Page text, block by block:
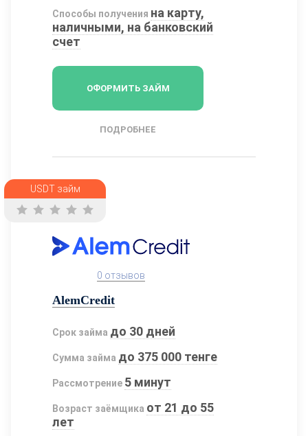
Способы получения на карту,
наличными, на банковский
счет
ОФОРМИТЬ ЗАЙМ
ПОДРОБНЕЕ
USDT займ
0 отзывов
AlemCredit
Срок займа до 30 дней
Сумма займа до 375 000 тенге
Рассмотрение 5 минут
Возраст заёмщика от 21 до 55
лет